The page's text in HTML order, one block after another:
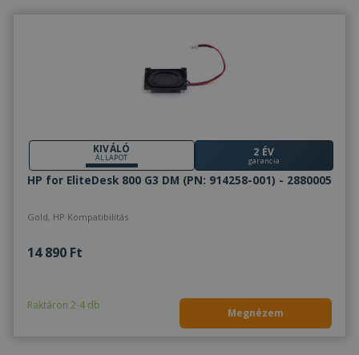
KIVÁLÓ
ÁLLAPOT 2 ÉV
garancia
HP for EliteDesk 800 G3 DM (PN: 914258-001) - 2880005
Gold, HP Kompatibilitás
14 890 Ft
Raktáron 2-4 db
Megnézem